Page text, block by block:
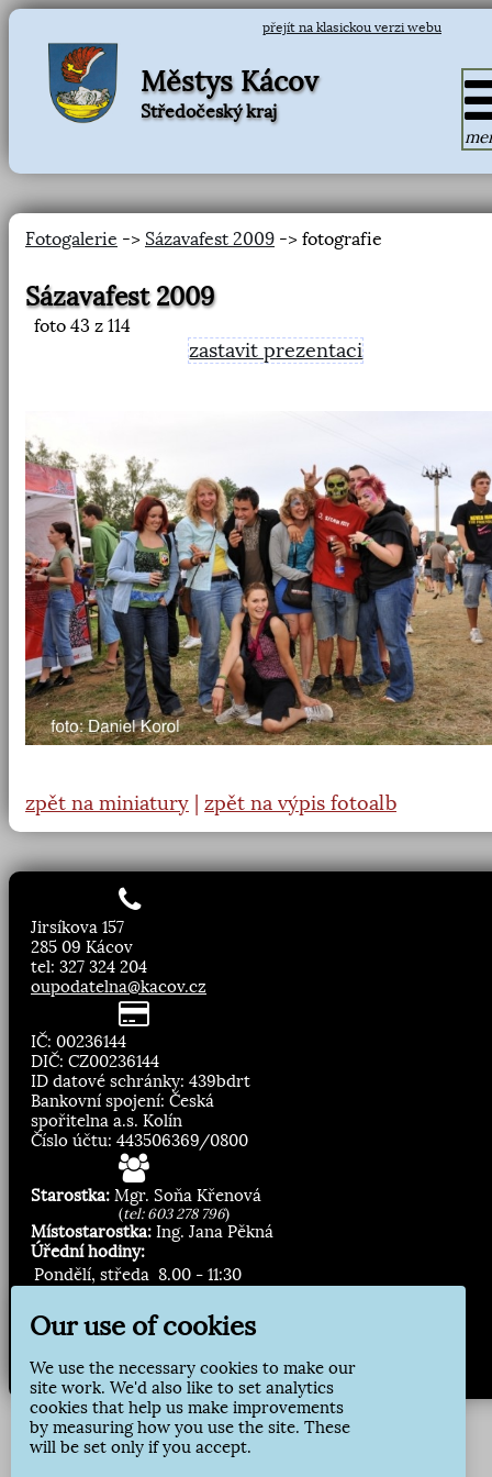
přejít na klasickou verzi webu
Městys Kácov
Středočeský kraj
Fotogalerie -> Sázavafest 2009 -> fotografie
Sázavafest 2009
foto 43 z 114
zastavit prezentaci
zpět na miniatury zpět na výpis fotoalb
Jirsíkova 157
285 09 Kácov
tel: 327 324 204
oupodatelna@kacov.cz
IČ: 00236144
DIČ: CZ00236144
ID datové schránky: 439bdrt
Bankovní spojení: Česká
spořitelna a.s. Kolín
Číslo účtu: 443506369/0800
Starostka: Mgr. Soňa Křenová
(tel: 603 278 796)
Místostarostka: Ing. Jana Pěkná
Úřední hodiny:
Pondělí, středa 8.00 - 11:30
Zasílání novinek:
Přihlásit odběr
Our use of cookies
We use the necessary cookies to make our
site work. We'd also like to set analytics
cookies that help us make improvements
by measuring how you use the site. These
will be set only if you accept.